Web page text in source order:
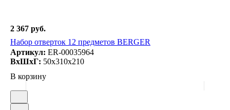
2 367 руб.
Набор отверток 12 предметов BERGER
Артикул: ER-00035964
ВxШxГ: 50x310x210
В корзину